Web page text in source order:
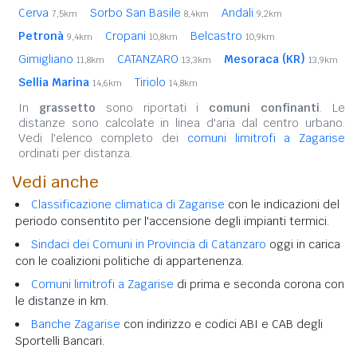
Cerva 7,5km Sorbo San Basile 8,4km Andali 9,2km
Petronà 9,4km Cropani 10,8km Belcastro 10,9km
Gimigliano 11,8km CATANZARO 13,3km Mesoraca (KR) 13,9km
Sellia Marina 14,6km Tiriolo 14,8km
In grassetto sono riportati i comuni confinanti. Le
distanze sono calcolate in linea d'aria dal centro urbano.
Vedi l'elenco completo dei comuni limitrofi a Zagarise
ordinati per distanza.
Vedi anche
Classificazione climatica di Zagarise con le indicazioni del
periodo consentito per l'accensione degli impianti termici.
Sindaci dei Comuni in Provincia di Catanzaro oggi in carica
con le coalizioni politiche di appartenenza.
Comuni limitrofi a Zagarise di prima e seconda corona con
le distanze in km.
Banche Zagarise con indirizzo e codici ABI e CAB degli
Sportelli Bancari.